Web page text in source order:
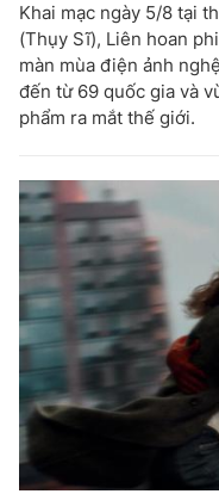
Khai mạc ngày 5/8 tại
(Thụy Sĩ), Liên hoan
màn mùa điện ảnh
đến từ 69 quốc gia và
phẩm ra mắt thế giới.